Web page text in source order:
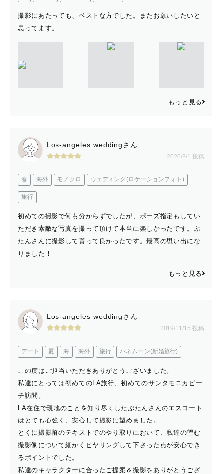
撮影にあたっても、ベストな方でした。またお願いしたいと
思ってます。
もっと見る
Los-angeles weddingさん
2020/3/1 投稿
春 海外 モノクロ ウェディング(ロケーションフォト)
旅行
初めての撮影で何も分からずでしたが、ポーズ指定もしてい
ただき素敵な写真を撮って頂けて本当に楽しかったです。ぷ
たんさんに撮影して貰って良かったです。最高の思い出にな
りました！
もっと見る
Los-angeles weddingさん
2019/11/15 投稿
デート 夏 海 海外 旅行 ハネムーン(新婚旅行)
この度はご担当いただきありがとうございました。
私達にとっては初めてのLA旅行、初めてのサンタモニカビー
チ訪問。
LA在住で現地のことを知り尽くしたぷたんさんのエスコート
はとても心強く、安心して撮影に望めました。
とくに撮影前のテキストでのやり取りにおいて、私達の望む
撮影像について細かくヒヤリングして下さった点が安心でき
るポイントでした。
私達のキャラクターに合ったご提案＆撮影をありがとうござ